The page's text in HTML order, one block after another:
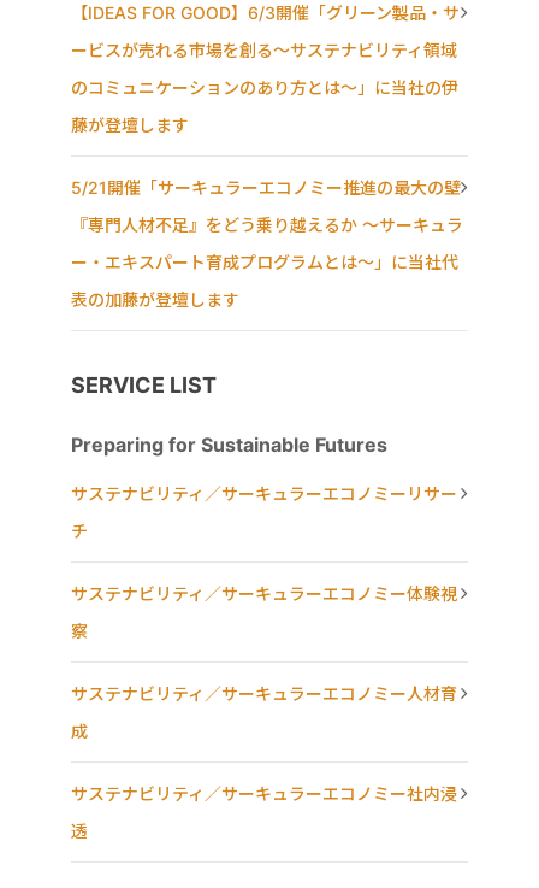
【IDEAS FOR GOOD】6/3開催「グリーン製品・サ
ービスが売れる市場を創る〜サステナビリティ領域
のコミュニケーションのあり方とは〜」に当社の伊
藤が登壇します
5/21開催「サーキュラーエコノミー推進の最大の壁
『専門人材不足』をどう乗り越えるか ～サーキュラ
ー・エキスパート育成プログラムとは～」に当社代
表の加藤が登壇します
SERVICE LIST
Preparing for Sustainable Futures
サステナビリティ／サーキュラーエコノミーリサー
チ
サステナビリティ／サーキュラーエコノミー体験視
察
サステナビリティ／サーキュラーエコノミー人材育
成
サステナビリティ／サーキュラーエコノミー社内浸
透